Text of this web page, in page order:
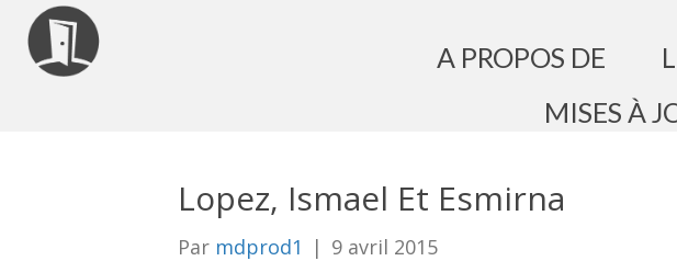
A PROPOS DE
MISES À
Lopez, Ismael Et Esmirna
Par mdprod1 | 9 avril 2015